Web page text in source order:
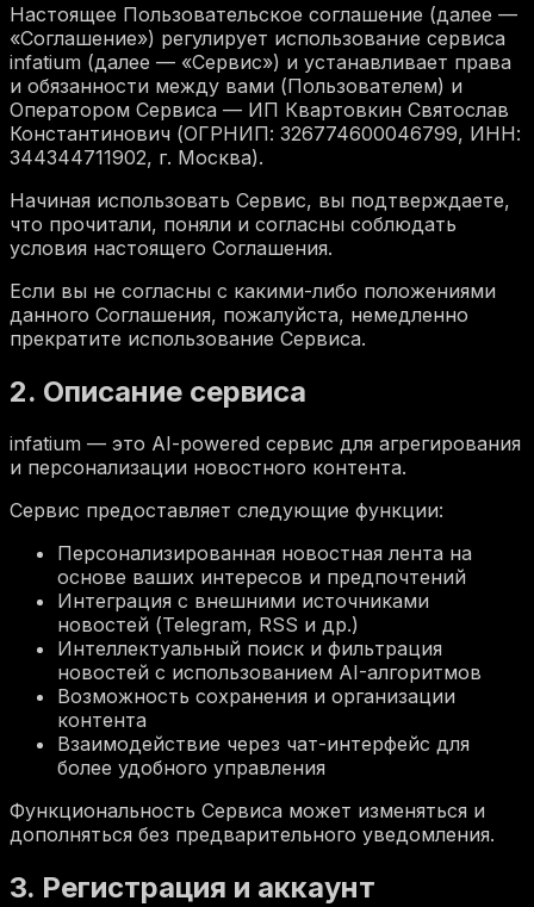
Настоящее Пользовательское соглашение (далее —
«Соглашение») регулирует использование сервиса
infatium (далее — «Сервис») и устанавливает права
и обязанности между вами (Пользователем) и
Оператором Сервиса — ИП Квартовкин Святослав
Константинович (ОГРНИП: 326774600046799, ИНН:
344344711902, г. Москва).
Начиная использовать Сервис, вы подтверждаете,
что прочитали, поняли и согласны соблюдать
условия настоящего Соглашения.
Если вы не согласны с какими-либо положениями
данного Соглашения, пожалуйста, немедленно
прекратите использование Сервиса.
2. Описание сервиса
infatium — это AI-powered сервис для агрегирования
и персонализации новостного контента.
Сервис предоставляет следующие функции:
Персонализированная новостная лента на
основе ваших интересов и предпочтений
Интеграция с внешними источниками
новостей (Telegram, RSS и др.)
Интеллектуальный поиск и фильтрация
новостей с использованием AI-алгоритмов
Возможность сохранения и организации
контента
Взаимодействие через чат-интерфейс для
более удобного управления
Функциональность Сервиса может изменяться и
дополняться без предварительного уведомления.
3. Регистрация и аккаунт